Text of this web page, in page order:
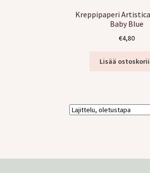
Kreppipaperi Artistica
Baby Blue
€4,80
Lisää